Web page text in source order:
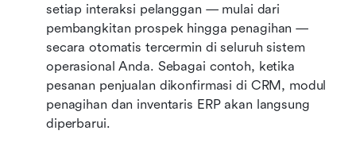
setiap interaksi pelanggan — mulai dari
pembangkitan prospek hingga penagihan —
secara otomatis tercermin di seluruh sistem
operasional Anda. Sebagai contoh, ketika
pesanan penjualan dikonfirmasi di CRM, modul
penagihan dan inventaris ERP akan langsung
diperbarui.